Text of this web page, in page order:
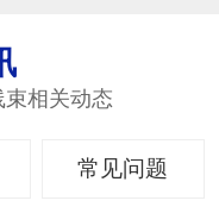
相关动态
常见问题